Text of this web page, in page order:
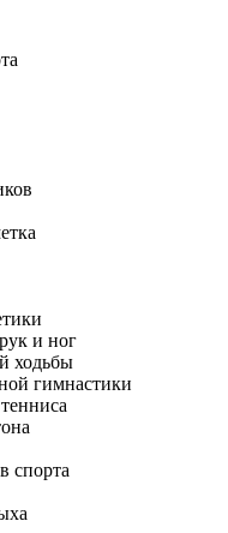
и ног
ходьбы
гимнастики
спорта